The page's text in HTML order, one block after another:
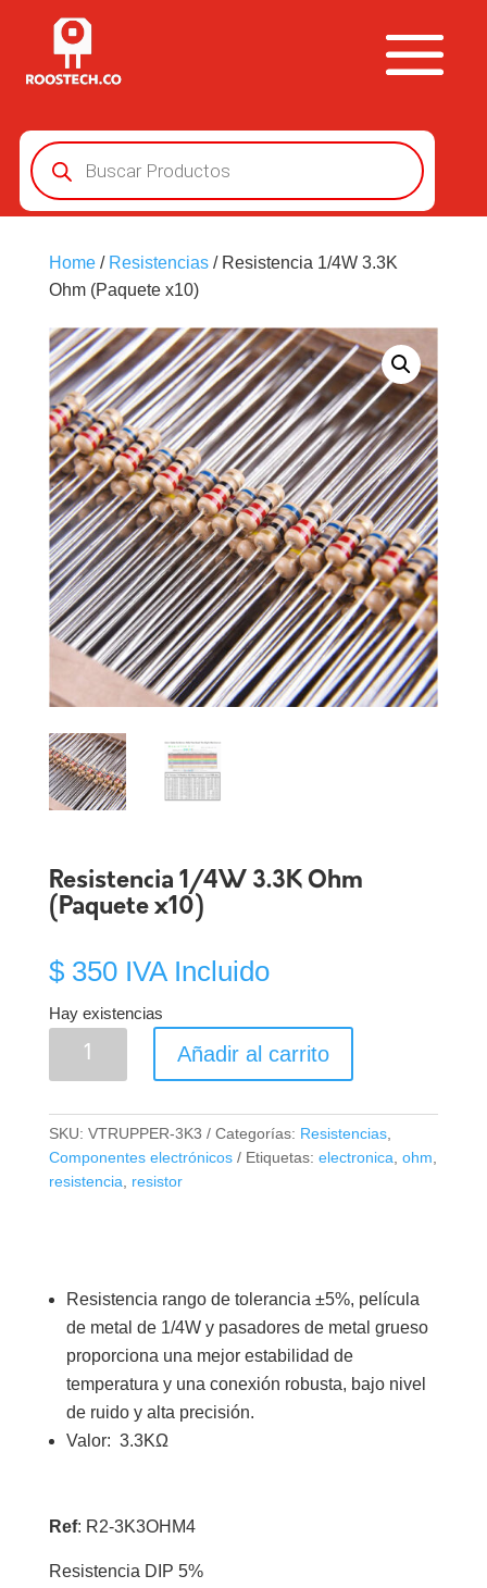
Búsqueda
de
productos
Home/ Resistencias/ Resistencia 1/4W 3.3K
Ohm (Paquete x10)
Resistencia 1/4W 3.3K Ohm
(Paquete x10)
$350 IVA Incluido
Hay existencias
Resistencia
(Paquete
x10)
Añadir al carrito
SKU: VTRUPPER-3K3 Categorías: Resistencias,
Componentes electrónicos
Etiquetas: electronica, ohm,
resistencia, resistor
Resistencia rango de tolerancia ±5%, película
de metal de 1/4W y pasadores de metal grueso
proporciona una mejor estabilidad de
temperatura y una conexión robusta, bajo nivel
de ruido y alta precisión.
Valor: 3.3KΩ
Ref: R2-3K3OHM4
Resistencia DIP 5%